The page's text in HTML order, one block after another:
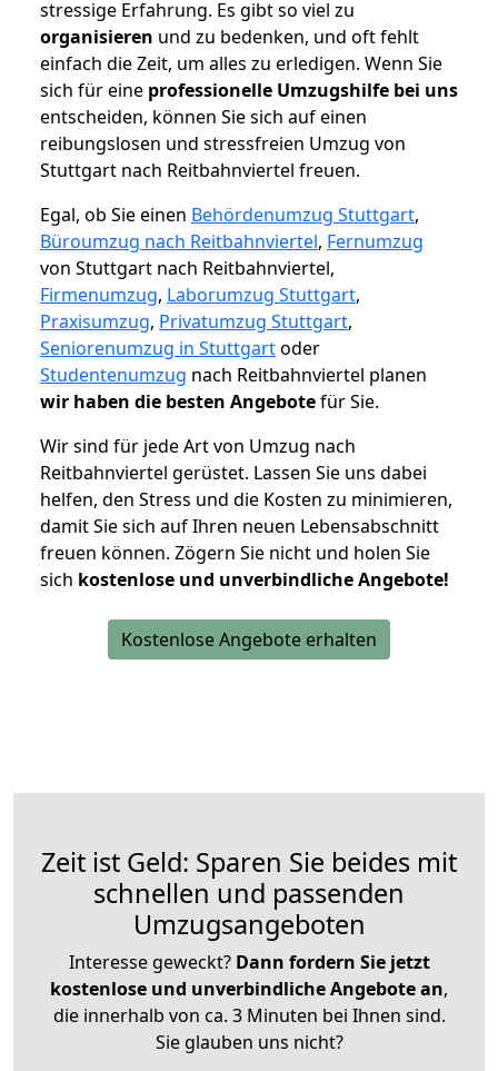
stressige Erfahrung. Es gibt so viel zu
organisieren und zu bedenken, und oft fehlt
einfach die Zeit, um alles zu erledigen. Wenn Sie
sich für eine professionelle Umzugshilfe bei uns
entscheiden, können Sie sich auf einen
reibungslosen und stressfreien Umzug von
Stuttgart nach Reitbahnviertel freuen.
Egal, ob Sie einen Behördenumzug Stuttgart,
Büroumzug nach Reitbahnviertel, Fernumzug
von Stuttgart nach Reitbahnviertel,
Firmenumzug, Laborumzug Stuttgart,
Praxisumzug, Privatumzug Stuttgart,
Seniorenumzug in Stuttgartoder
Studentenumzug nach Reitbahnviertel planen
wir haben die besten Angebotefür Sie.
Wir sind für jede Art von Umzug nach
Reitbahnviertel gerüstet. Lassen Sie uns dabei
helfen, den Stress und die Kosten zu minimieren,
damit Sie sich auf Ihren neuen Lebensabschnitt
freuen können. Zögern Sie nicht und holen Sie
sich kostenlose und unverbindliche Angebote!
Kostenlose Angebote erhalten
Zeit ist Geld: Sparen Sie beides mit
schnellen und passenden
Umzugsangeboten
Interesse geweckt? Dann fordern Sie jetzt
kostenlose und unverbindliche Angebote an,
die innerhalb von ca. 3 Minuten bei Ihnen sind.
Sie glauben uns nicht?